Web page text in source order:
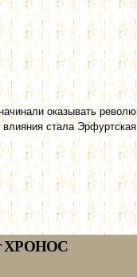
ii. 4 ноября 1910 г.
оказывать
стала
ХРОНОС